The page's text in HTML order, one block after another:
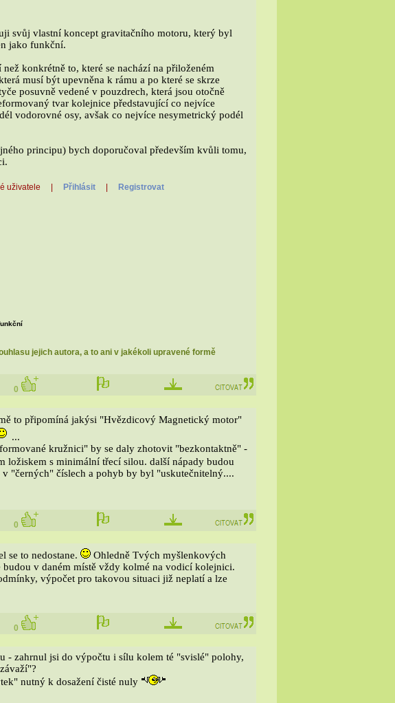
svůj vlastní koncept gravitačního motoru, který byl
jako funkční.
konkrétně to, které se nachází na přiloženém
musí být upevněna k rámu a po které se skrze
posuvně vedené v pouzdrech, která jsou otočně
tvar kolejnice představující co nejvíce
vodorovné osy, avšak co nejvíce nesymetrický podél
principu) bych doporučoval především kvůli tomu,
uživatele | Přihlásit Registrovat
jejich autora, a to ani v jakékoli upravené formě
0
to připomíná jakýsi "Hvězdicový Magnetický motor"
...
kružnici" by se daly zhotovit "bezkontaktně" -
ložiskem s minimální třecí silou. další nápady budou
"černých" číslech a pohyb by byl "uskutečnitelný....
0
se to nedostane.
Ohledně Tvých myšlenkových
v daném místě vždy kolmé na vodicí kolejnici.
výpočet pro takovou situaci již neplatí a lze
0
- zahrnul jsi do výpočtu i sílu kolem té "svislé" polohy,
nutný k dosažení čisté nuly